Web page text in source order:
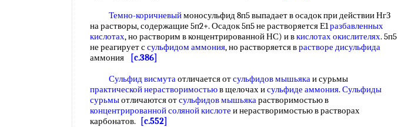
Темно-коричневыймоносульфид 8п5 выпадает в осадок при действии НгЗ
на растворы, содержащие 5п2+. Осадок 5п5 не растворяется Е1разбавленных
кислотах, но растворим в концентрированной НС) и вкислотах окислителях. 5п5
не реагирует ссульфидом аммония, но растворяется врастворе дисульфида
аммония
[c.386]
Сульфид висмутаотличается отсульфидов мышьякаи сурьмы
практической нерастворимостьюв щелочах исульфиде аммония.Сульфиды
сурьмыотличаются отсульфидов мышьякарастворимостью в
концентрированной соляной кислоте и нерастворимостью в растворах
карбонатов.
[c.552]